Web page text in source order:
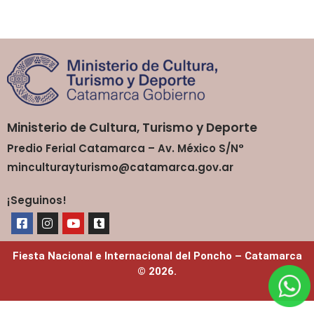
Ministerio de Cultura, Turismo y Deporte
Predio Ferial Catamarca – Av. México S/N°
minculturayturismo@catamarca.gov.ar
¡Seguinos!
Fiesta Nacional e Internacional del Poncho – Catamarca
© 2026.